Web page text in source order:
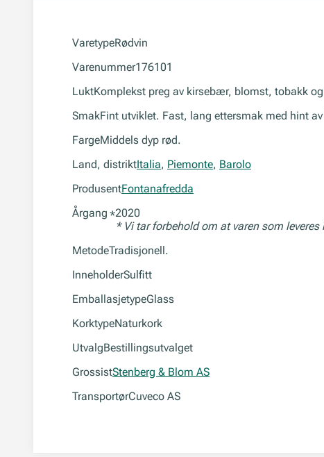
VaretypeRødvin
Varenummer176101
LuktKomplekst preg av kirsebær, blomst, tobakk
SmakFint utviklet. Fast, lang ettersmak med hint
FargeMiddels dyp rød.
Land, distriktItalia, Piemonte, Barolo
ProdusentFontanafredda
Årgang *2020
* Vi tar forbehold om at varen som
MetodeTradisjonell.
InneholderSulfitt
EmballasjetypeGlass
KorktypeNaturkork
UtvalgBestillingsutvalget
GrossistStenberg & Blom AS
TransportørCuveco AS